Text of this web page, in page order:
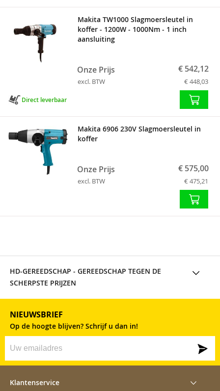
Makita TW1000 Slagmoersleutel in
koffer - 1200W - 1000Nm - 1 inch
aansluiting
Onze Prijs € 542,12
excl. BTW € 448,03
Direct leverbaar
Makita 6906 230V Slagmoersleutel in
koffer
Onze Prijs € 575,00
excl. BTW € 475,21
HD-GEREEDSCHAP - GEREEDSCHAP TEGEN DE
SCHERPSTE PRIJZEN
NIEUWSBRIEF
Op de hoogte blijven? Schrijf u dan in!
Klantenservice